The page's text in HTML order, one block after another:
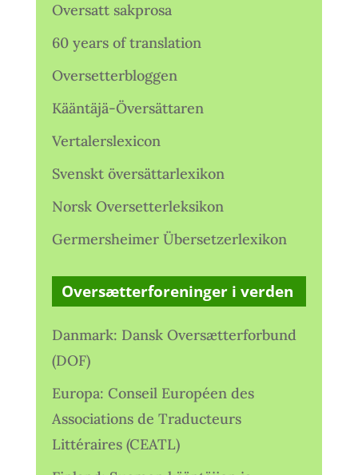
Oversatt sakprosa
60 years of translation
Oversetterbloggen
Kääntäjä-Översättaren
Vertalerslexicon
Svenskt översättarlexikon
Norsk Oversetterleksikon
Germersheimer Übersetzerlexikon
Oversætterforeninger i verden
Danmark: Dansk Oversætterforbund
(DOF)
Europa: Conseil Européen des
Associations de Traducteurs
Littéraires (CEATL)